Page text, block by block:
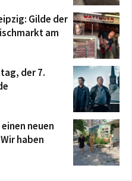
Gilde der
am
der 7.
neuen
haben